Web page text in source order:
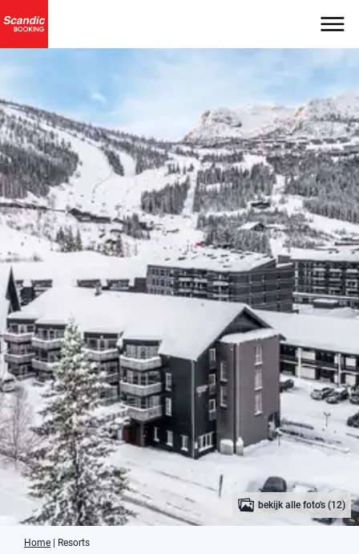
bekijk alle foto's (12)
Home Resorts